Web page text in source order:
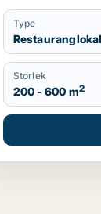
Type
Restauranglokal
Storlek
200 - 600 m2